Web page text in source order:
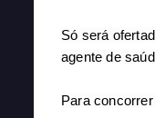
Só será
agente de
Para